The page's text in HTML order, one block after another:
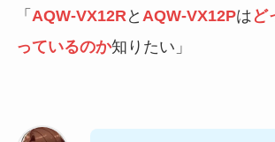
「 AQW-VX12R と AQW-VX12Pは ど
っているのか知りたい」